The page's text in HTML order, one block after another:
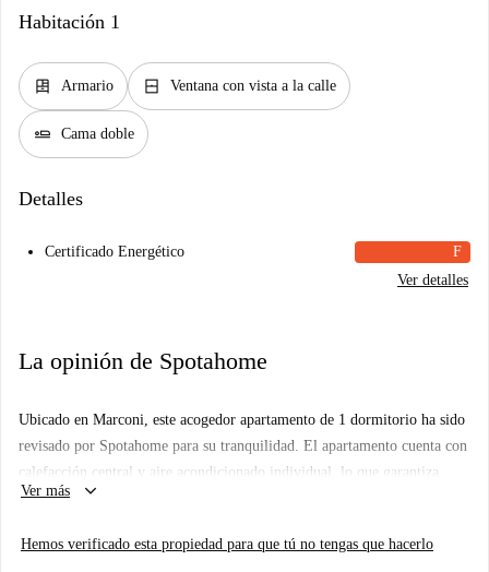
Habitación 1
dresser Armario window_closed Ventana con vista a la calle
airline_seat_flat Cama doble
Detalles
Certificado Energético
F
Ver detalles
La opinión de Spotahome
Ubicado en Marconi, este acogedor apartamento de 1 dormitorio ha sido
revisado por Spotahome para su tranquilidad. El apartamento cuenta con
calefacción central y aire acondicionado individual, lo que garantiza
comodidad durante todo el año. Está completamente amueblado e
lavavajillas y horno. Además, los gastos de electricidad, agua, gas y wifi
Ver más keyboard_arrow_down
Hemos verificado esta propiedad para que tú no tengas que hacerlo